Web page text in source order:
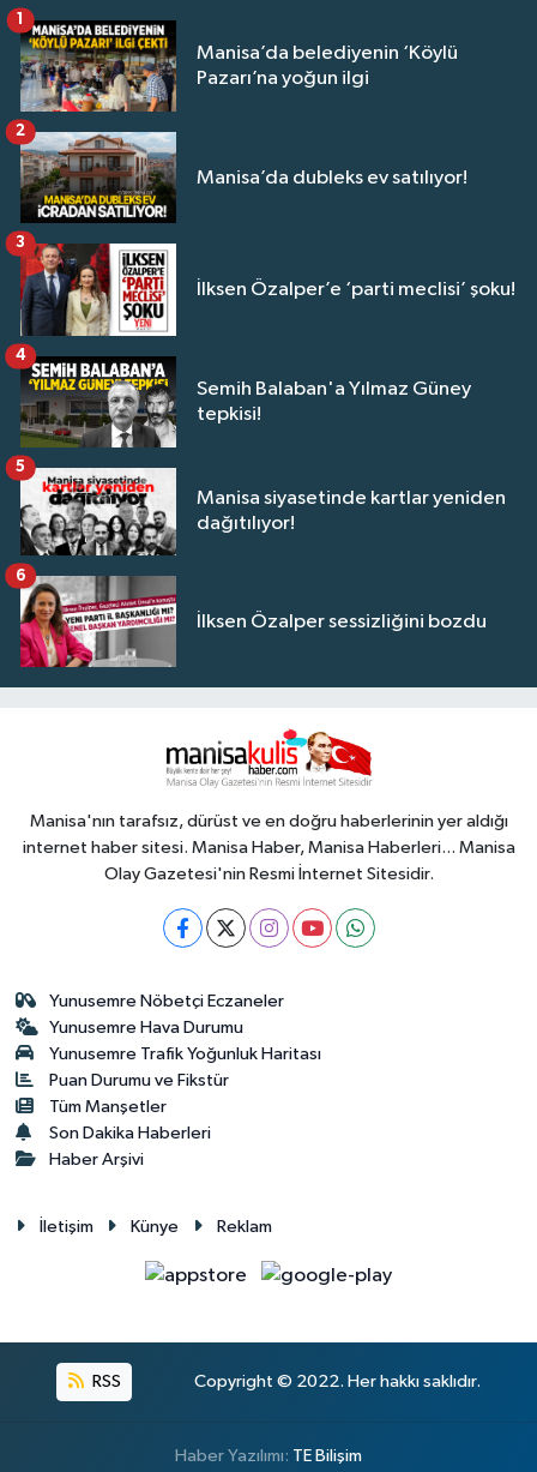
Manisa’da belediyenin ‘Köylü
Pazarı’na yoğun ilgi
Manisa’da dubleks ev satılıyor!
2
İlksen Özalper’e ‘parti meclisi’ şoku!
3
Semih Balaban'a Yılmaz Güney
tepkisi!
4
Manisa siyasetinde kartlar yeniden
dağıtılıyor!
5
İlksen Özalper sessizliğini bozdu
6
Manisa'nın tarafsız, dürüst ve en doğru haberlerinin yer aldığı
internet haber sitesi. Manisa Haber, Manisa Haberleri... Manisa
Olay Gazetesi'nin Resmi İnternet Sitesidir.
Yunusemre Nöbetçi Eczaneler
Yunusemre Hava Durumu
Yunusemre Trafik Yoğunluk Haritası
Puan Durumu ve Fikstür
Tüm Manşetler
Son Dakika Haberleri
Haber Arşivi
İletişim Künye Reklam
RSS Copyright © 2022. Her hakkı saklıdır.
Haber Yazılımı: TE Bilişim